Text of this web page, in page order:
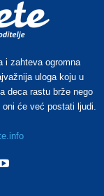
i zahteva ogromna
uloga koju u
deca rastu brže nego
će već postati ljudi.